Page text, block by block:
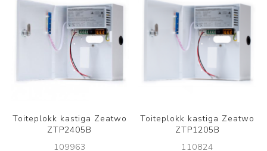
Toiteplokk kastiga Zeatwo
ZTP2405B
109963
Toiteplokk kastiga Zeatwo
ZTP1205B
110824